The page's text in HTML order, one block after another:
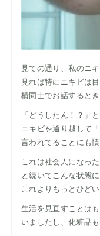
見ての通り、私のニ
見れば特にニキビは
横同士でお話すると
「どうしたん！？」
ニキビを通り越して
言われてることにも
これは社会人になっ
と続いてこんな状態
これよりもっとひど
生活を見直すことは
いましたし、化粧品